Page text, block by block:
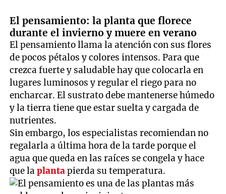
El pensamiento: la planta que florece
durante el invierno y muere en verano
El pensamiento llama la atención con sus flores
de pocos pétalos y colores intensos. Para que
crezca fuerte y saludable hay que colocarla en
lugares luminosos y regular el riego para no
encharcar. El sustrato debe mantenerse húmedo
y la tierra tiene que estar suelta y cargada de
nutrientes.
Sin embargo, los especialistas recomiendan no
regalarla a última hora de la tarde porque el
agua que queda en las raíces se congela y hace
que laplantapierda su temperatura.